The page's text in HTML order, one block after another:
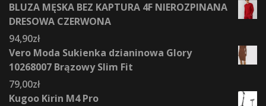
BLUZA MĘSKA BEZ KAPTURA 4F NIEROZPINANA
DRESOWA CZERWONA
94,90zł
Vero Moda Sukienka dzianinowa Glory
10268007 Brązowy Slim Fit
79,00zł
Kugoo Kirin M4 Pro